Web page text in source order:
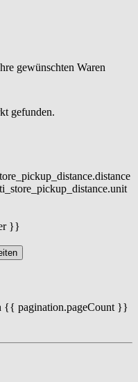
gewünschten Waren
gefunden.
}}
{{ pagination.pageCount }}